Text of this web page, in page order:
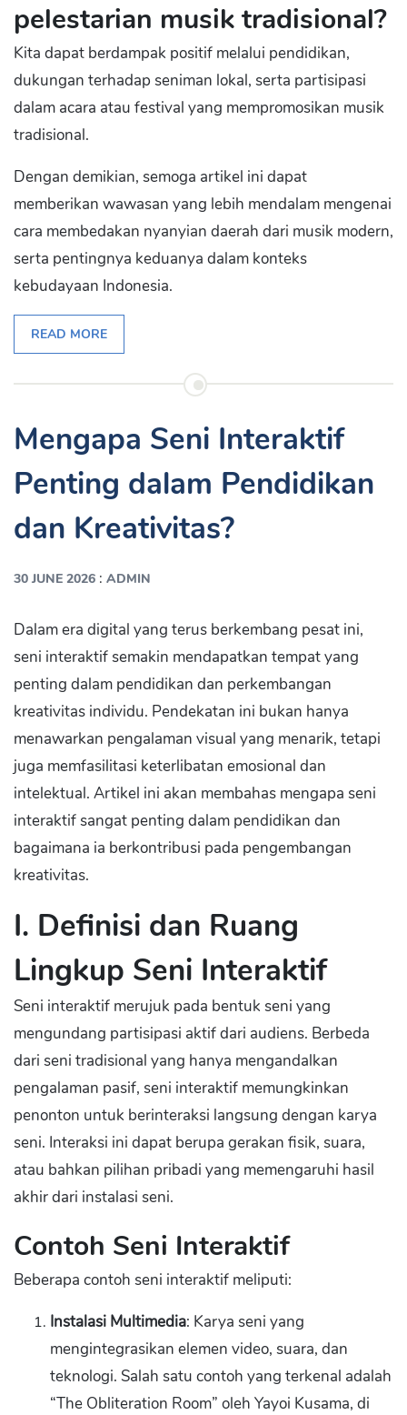
pelestarian musik tradisional?
Kita dapat berdampak positif melalui pendidikan,
dukungan terhadap seniman lokal, serta partisipasi
dalam acara atau festival yang mempromosikan musik
tradisional.
Dengan demikian, semoga artikel ini dapat
memberikan wawasan yang lebih mendalam mengenai
cara membedakan nyanyian daerah dari musik modern,
serta pentingnya keduanya dalam konteks
kebudayaan Indonesia.
READ MORE
Mengapa Seni Interaktif
Penting dalam Pendidikan
dan Kreativitas?
30 JUNE 2026 : ADMIN
Dalam era digital yang terus berkembang pesat ini,
seni interaktif semakin mendapatkan tempat yang
penting dalam pendidikan dan perkembangan
kreativitas individu. Pendekatan ini bukan hanya
menawarkan pengalaman visual yang menarik, tetapi
juga memfasilitasi keterlibatan emosional dan
intelektual. Artikel ini akan membahas mengapa seni
interaktif sangat penting dalam pendidikan dan
bagaimana ia berkontribusi pada pengembangan
kreativitas.
I. Definisi dan Ruang
Lingkup Seni Interaktif
Seni interaktif merujuk pada bentuk seni yang
mengundang partisipasi aktif dari audiens. Berbeda
dari seni tradisional yang hanya mengandalkan
pengalaman pasif, seni interaktif memungkinkan
penonton untuk berinteraksi langsung dengan karya
seni. Interaksi ini dapat berupa gerakan fisik, suara,
atau bahkan pilihan pribadi yang memengaruhi hasil
akhir dari instalasi seni.
Contoh Seni Interaktif
Beberapa contoh seni interaktif meliputi:
Instalasi Multimedia: Karya seni yang
mengintegrasikan elemen video, suara, dan
teknologi. Salah satu contoh yang terkenal adalah
“The Obliteration Room” oleh Yayoi Kusama, di